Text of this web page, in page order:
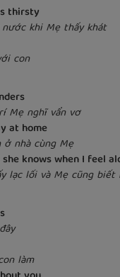
thirsty
khi Mẹ thấy khát
con
Mẹ nghĩ vẩn vơ
at home
nhà cùng Mẹ
knows when I feel
lạc lối và Mẹ cũng
làm